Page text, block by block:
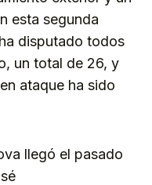
esta segunda
disputado todos
un total de 26, y
ataque ha sido
llegó el pasado